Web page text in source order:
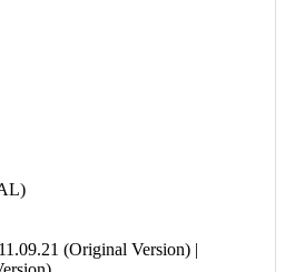
(Original Version) |